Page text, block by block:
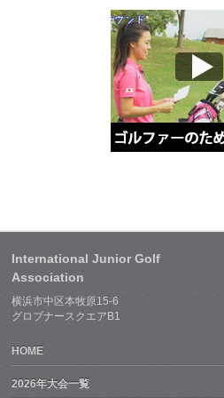
International Junior Golf
Association
横浜市中区本牧原15-6
グロブナースクエアB1
HOME
2026年大会一覧